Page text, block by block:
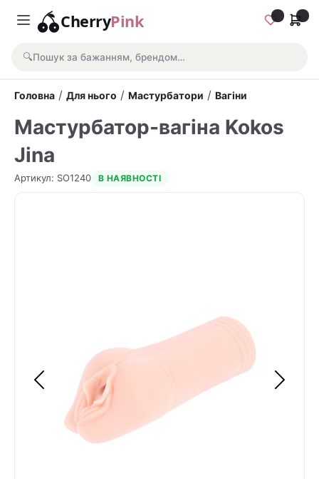
CherryPink
🔍Пошук за бажанням, брендом…
Головна / Для нього / Мастурбатори / Вагіни
Мастурбатор-вагіна Kokos
Jina
Артикул: SO1240 В НАЯВНОСТІ